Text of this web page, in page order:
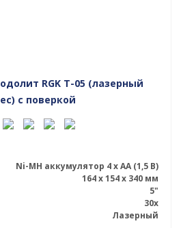
RGK T-05 (лазерный
с поверкой
Ni-MH аккумулятор 4 х АА (1,5 В)
164 x 154 x 340 мм
5"
30x
Лазерный